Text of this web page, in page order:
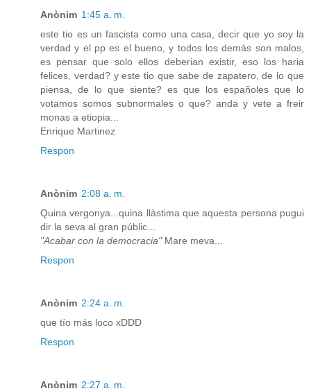
Anònim 1:45 a. m.
este tio es un fascista como una casa, decir que yo soy la
verdad y el pp es el bueno, y todos los demás son malos,
es pensar que solo ellos deberian existir, eso los haria
felices, verdad? y este tio que sabe de zapatero, de lo que
piensa, de lo que siente? es que los españoles que lo
votamos somos subnormales o que? anda y vete a freir
monas a etiopia...
Enrique Martinez
Respon
Anònim 2:08 a. m.
Quina vergonya...quina llàstima que aquesta persona pugui
dir la seva al gran públic...
"Acabar con la democracia" Mare meva...
Respon
Anònim 2:24 a. m.
que tío más loco xDDD
Respon
Anònim 2:27 a. m.